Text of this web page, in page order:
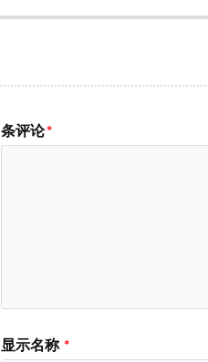
条评论*
显示名称 *